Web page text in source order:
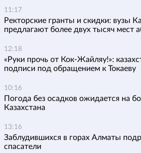
11:17
Ректорские гранты и скидки: вузы
предлагают более двух тысяч мест
12:18
«Руки прочь от Кок-Жайляу!»:
подписи под обращением к Токаеву
10:16
Погода без осадков ожидается на
Казахстана
13:16
Заблудившихся в горах Алматы
спасатели